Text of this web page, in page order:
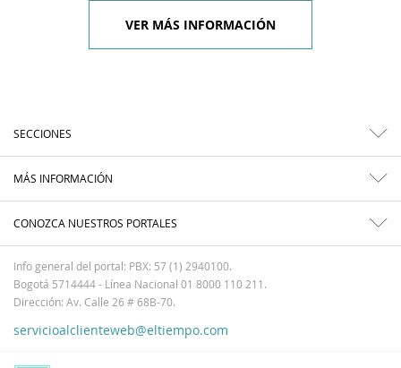
VER MÁS INFORMACIÓN
SECCIONES
MÁS INFORMACIÓN
CONOZCA NUESTROS PORTALES
Info general del portal: PBX: 57 (1) 2940100.
Bogotá 5714444 - Línea Nacional 01 8000 110 211.
Dirección: Av. Calle 26 # 68B-70.
servicioalclienteweb@eltiempo.com